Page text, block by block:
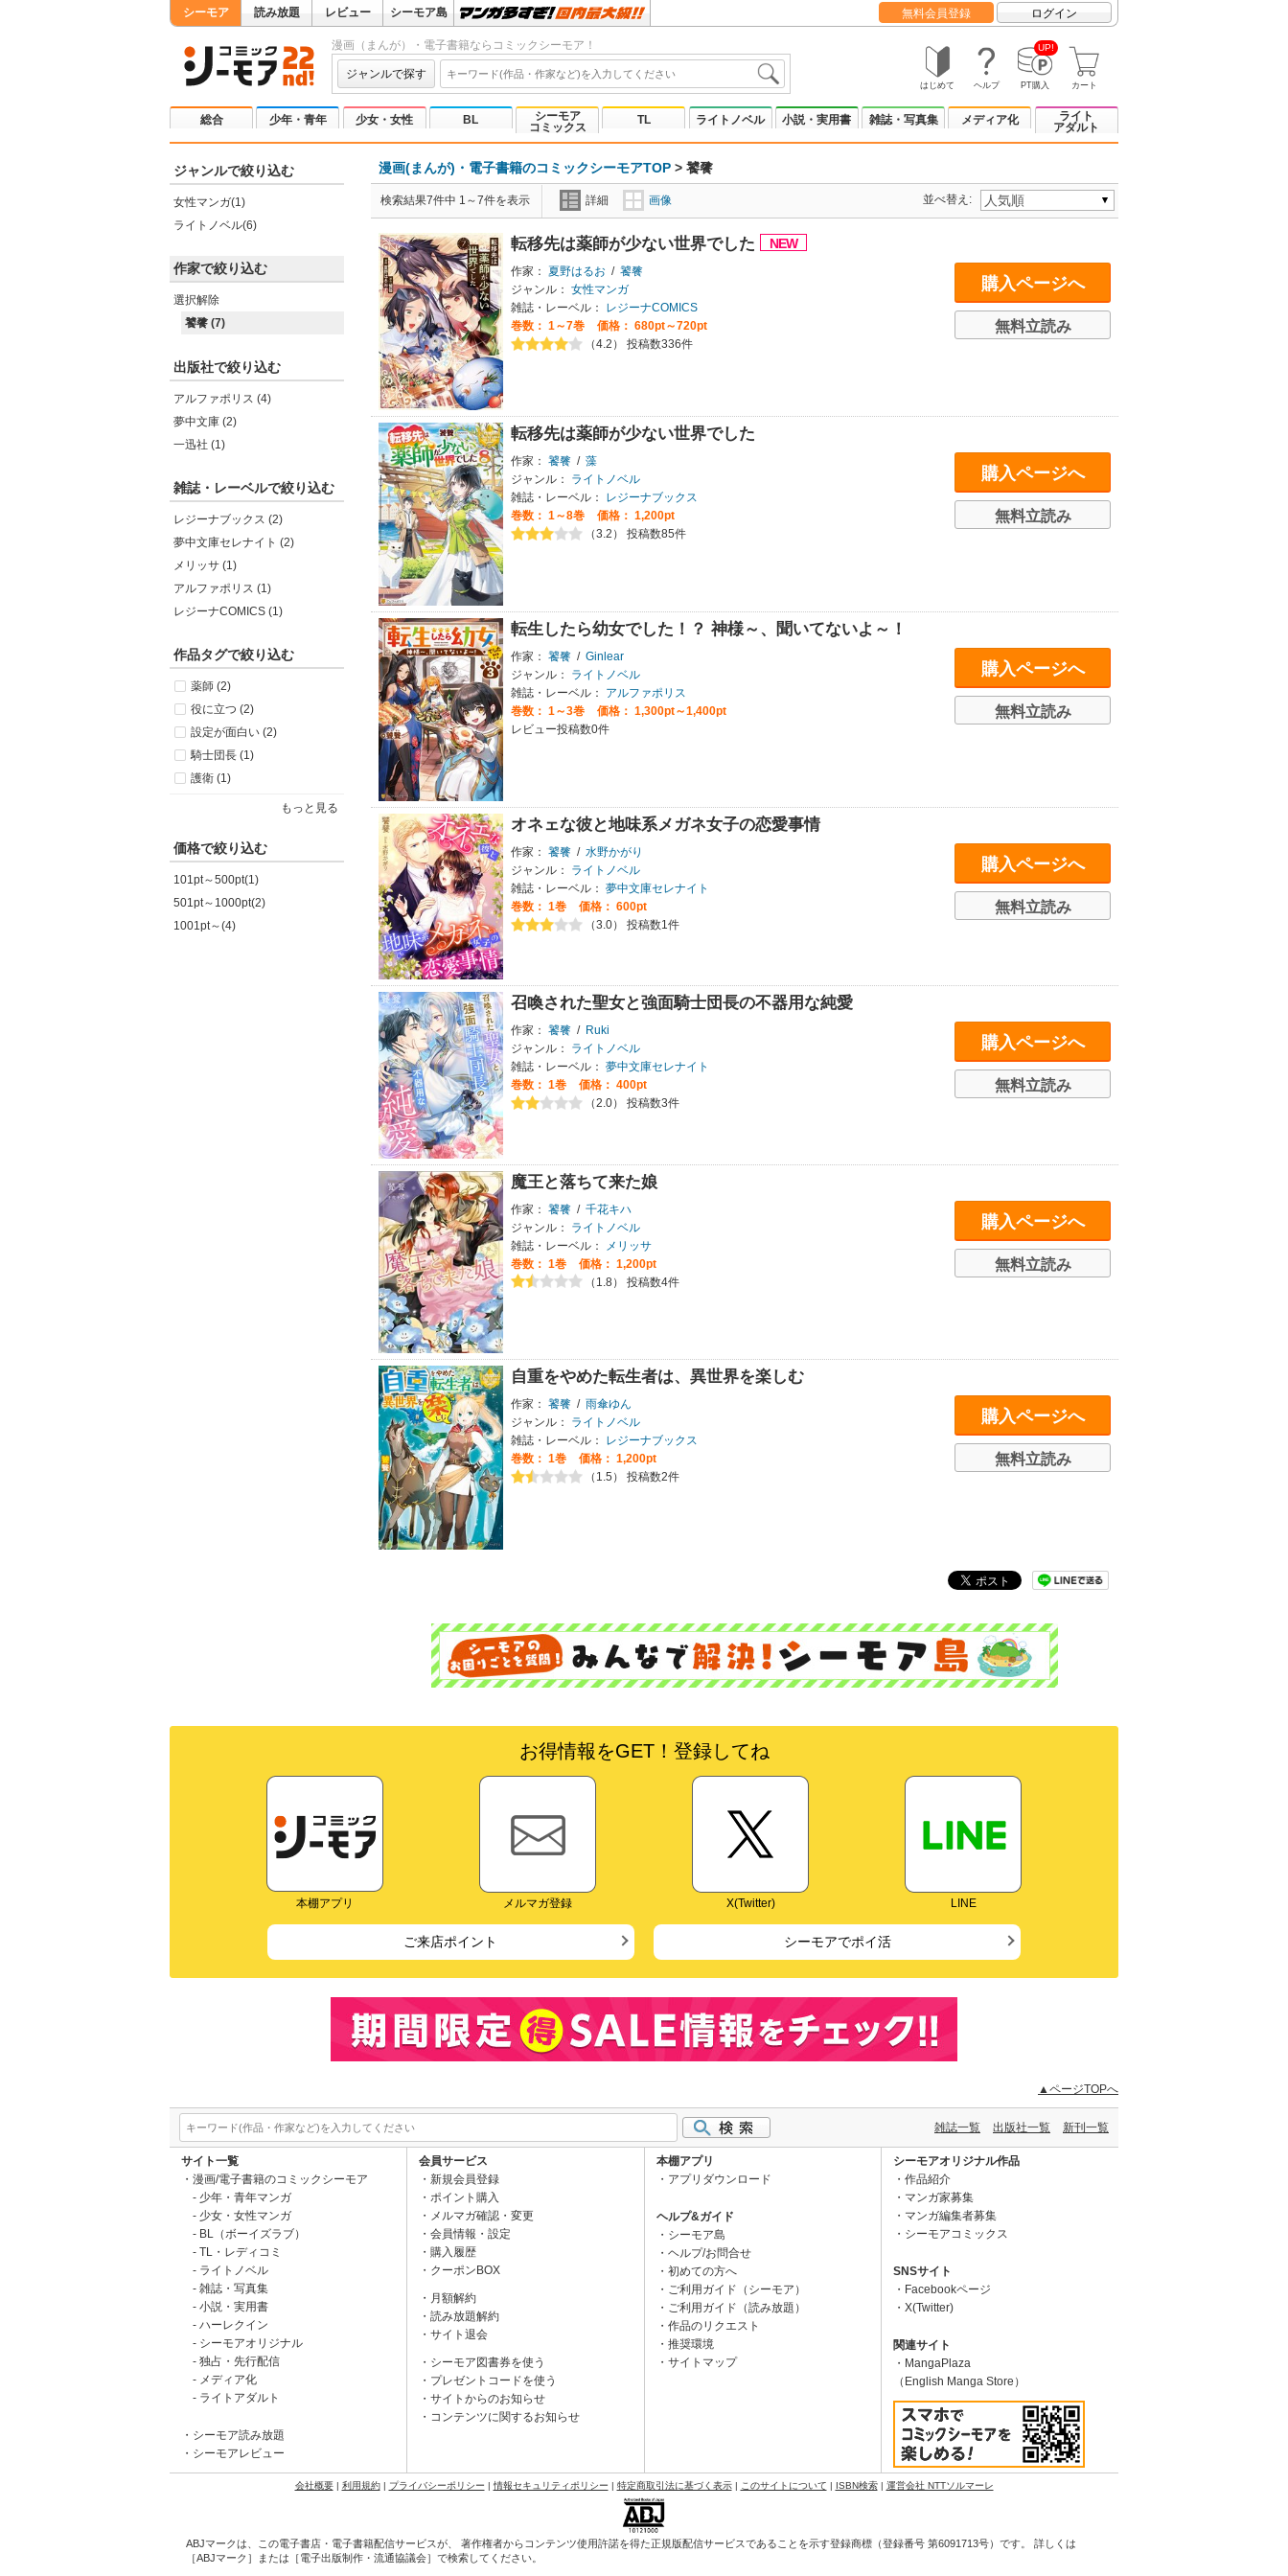
シーモア 読み放題 レビュー シーモア島 無料会員登録 ログイン
漫画（まんが）・電子書籍ならコミックシーモア！
ジャンルで探す
はじめて ヘルプ
UP!
PT購入 カート
総合 少年・青年 少女・女性 BL
シーモア
コミックス
TL ライトノベル 小説・実用書 雑誌・写真集 メディア化
ライト
アダルト
ジャンルで絞り込む
女性マンガ(1)
ライトノベル(6)
作家で絞り込む
選択解除
饕餮 (7)
出版社で絞り込む
アルファポリス (4)
夢中文庫 (2)
一迅社 (1)
雑誌・レーベルで絞り込む
レジーナブックス (2)
夢中文庫セレナイト (2)
メリッサ (1)
アルファポリス (1)
レジーナCOMICS (1)
作品タグで絞り込む
薬師 (2)
役に立つ (2)
設定が面白い (2)
騎士団長 (1)
護衛 (1)
もっと見る
価格で絞り込む
101pt～500pt(1)
501pt～1000pt(2)
1001pt～(4)
漫画(まんが)・電子書籍のコミックシーモアTOP > 饕餮
検索結果7件中 1～7件を表示 詳細 画像 並べ替え:
転移先は薬師が少ない世界でした
作家： 夏野はるお / 饕餮
ジャンル： 女性マンガ
雑誌・レーベル：
レジーナCOMICS
巻数： 1～7巻
価格： 680pt～720pt
（4.2） 投稿数336件
購入ページへ
無料立読み
転移先は薬師が少ない世界でした
作家： 饕餮 / 藻
ジャンル：
ライトノベル
雑誌・レーベル：
レジーナブックス
巻数： 1～8巻
価格： 1,200pt
（3.2） 投稿数85件
購入ページへ
無料立読み
転生したら幼女でした！？ 神様～、聞いてないよ～！
作家： 饕餮 / Ginlear
ジャンル：
ライトノベル
雑誌・レーベル：
アルファポリス
巻数： 1～3巻
価格： 1,300pt～1,400pt
レビュー投稿数0件
購入ページへ
無料立読み
オネェな彼と地味系メガネ女子の恋愛事情
作家： 饕餮 / 水野かがり
ジャンル：
ライトノベル
雑誌・レーベル： 夢中文庫セレナイト
巻数： 1巻
価格： 600pt
（3.0） 投稿数1件
購入ページへ
無料立読み
召喚された聖女と強面騎士団長の不器用な純愛
作家： 饕餮 /
Ruki
ジャンル：
ライトノベル
雑誌・レーベル： 夢中文庫セレナイト
巻数： 1巻
価格： 400pt
（2.0） 投稿数3件
購入ページへ
無料立読み
魔王と落ちて来た娘
作家： 饕餮 / 千花キハ
ジャンル：
ライトノベル
雑誌・レーベル：
メリッサ
巻数： 1巻
価格： 1,200pt
（1.8） 投稿数4件
購入ページへ
無料立読み
自重をやめた転生者は、異世界を楽しむ
作家： 饕餮 / 雨傘ゆん
ジャンル：
ライトノベル
雑誌・レーベル：
レジーナブックス
巻数： 1巻
価格： 1,200pt
（1.5） 投稿数2件
購入ページへ
無料立読み
お得情報をGET！登録してね
本棚アプリ メルマガ登録 X(Twitter) LINE
ご来店ポイント シーモアでポイ活
▲ページTOPへ
雑誌一覧 出版社一覧 新刊一覧
サイト一覧
漫画/電子書籍のコミックシーモア
少年・青年マンガ
少女・女性マンガ
BL（ボーイズラブ）
TL・レディコミ
ライトノベル
雑誌・写真集
小説・実用書
ハーレクイン
シーモアオリジナル
独占・先行配信
メディア化
ライトアダルト
シーモア読み放題
シーモアレビュー
会員サービス
新規会員登録
ポイント購入
メルマガ確認・変更
会員情報・設定
購入履歴
クーポンBOX
月額解約
読み放題解約
サイト退会
シーモア図書券を使う
プレゼントコードを使う
サイトからのお知らせ
コンテンツに関するお知らせ
本棚アプリ
アプリダウンロード
ヘルプ&ガイド
シーモア島
ヘルプ/お問合せ
初めての方へ
ご利用ガイド（シーモア）
ご利用ガイド（読み放題）
作品のリクエスト
推奨環境
サイトマップ
シーモアオリジナル作品
作品紹介
マンガ家募集
マンガ編集者募集
シーモアコミックス
SNSサイト
Facebookページ
X(Twitter)
関連サイト
MangaPlaza
（English Manga Store）
会社概要| 利用規約| プライバシーポリシー | 情報セキュリティポリシー | 特定商取引法に基づく表示| このサイトについて | ISBN検索| 運営会社 NTTソルマーレ
ABJマークは、この電子書店・電子書籍配信サービスが、 著作権者からコンテンツ使用許諾を得た正規版配信サービスであることを示す登録商標（登録番号 第6091713号）です。 詳しくは
［ABJマーク］または［電子出版制作・流通協議会］で検索してください。